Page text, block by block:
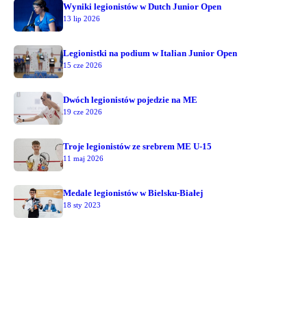
Wyniki legionistów w Dutch Junior Open
13 lip 2026
Legionistki na podium w Italian Junior Open
15 cze 2026
Dwóch legionistów pojedzie na ME
19 cze 2026
Troje legionistów ze srebrem ME U-15
11 maj 2026
Medale legionistów w Bielsku-Białej
18 sty 2023